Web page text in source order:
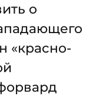
о
«красно-